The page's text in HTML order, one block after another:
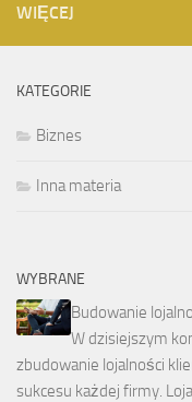
WIĘCEJ
KATEGORIE
Biznes
Inna materia
WYBRANE
Budowanie
W dzisiejszym
zbudowanie lojalności
sukcesu każdej firmy.